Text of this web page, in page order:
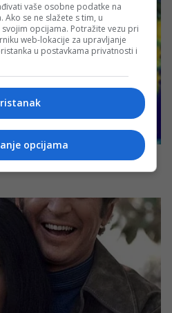
vaše osobne podatke na
se ne slažete s tim, u
opcijama. Potražite vezu pri
web-lokacije za upravljanje
u postavkama privatnosti i
opcijama